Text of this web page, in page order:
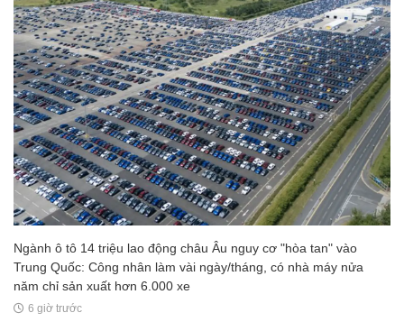
Ngành ô tô 14 triệu lao động châu Âu nguy cơ "hòa tan" vào
Trung Quốc: Công nhân làm vài ngày/tháng, có nhà máy nửa
năm chỉ sản xuất hơn 6.000 xe
6 giờ trước